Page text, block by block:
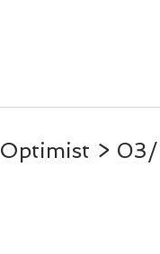
Optimist >